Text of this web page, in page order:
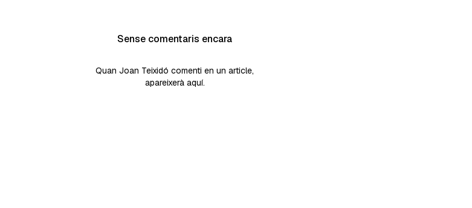
Sense comentaris encara
Quan Joan Teixidó comenti en un article,
apareixerà aquí.